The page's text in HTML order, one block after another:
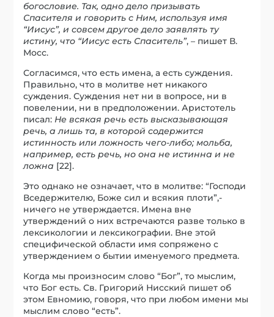
богословие. Так, одно дело призывать
Спасителя и говорить с Ним, используя имя
“Иисус”, и совсем другое дело заявлять ту
истину, что “Иисус есть Спаситель”, – пишет В.
Мосс.
Согласимся, что есть имена, а есть суждения.
Правильно, что в молитве нет никакого
суждения. Суждения нет ни в вопросе, ни в
повелении, ни в предположении. Аристотель
писал: Не всякая речь есть высказывающая
речь, а лишь та, в которой содержится
истинность или ложность чего-либо; мольба,
например, есть речь, но она не истинна и не
ложна [22].
Это однако не означает, что в молитве: “Господи
Вседержителю, Боже сил и всякия плоти”,-
ничего не утверждается. Имена вне
утверждений о них встречаются разве только в
лексикологии и лексикографии. Вне этой
специфической области имя сопряжено с
утверждением о бытии именуемого предмета.
Когда мы произносим слово “Бог”, то мыслим,
что Бог есть. Св. Григорий Нисский пишет об
этом Евномию, говоря, что при любом имени мы
мыслим слово “есть”.